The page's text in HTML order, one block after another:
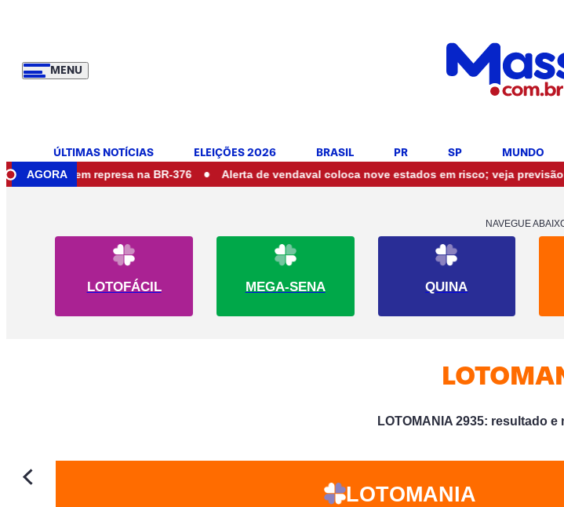
MENU
ÚLTIMAS NOTÍCIAS ELEIÇÕES 2026 BRASIL PR SP MUNDO
AGORA
em represa na BR-376 • Alerta de vendaval coloca nove estados em risco; veja previsão •
NAVEGUE
LOTOFÁCIL MEGA-SENA QUINA
LOTOMANIA 2935: resultado
LOTOMANIA